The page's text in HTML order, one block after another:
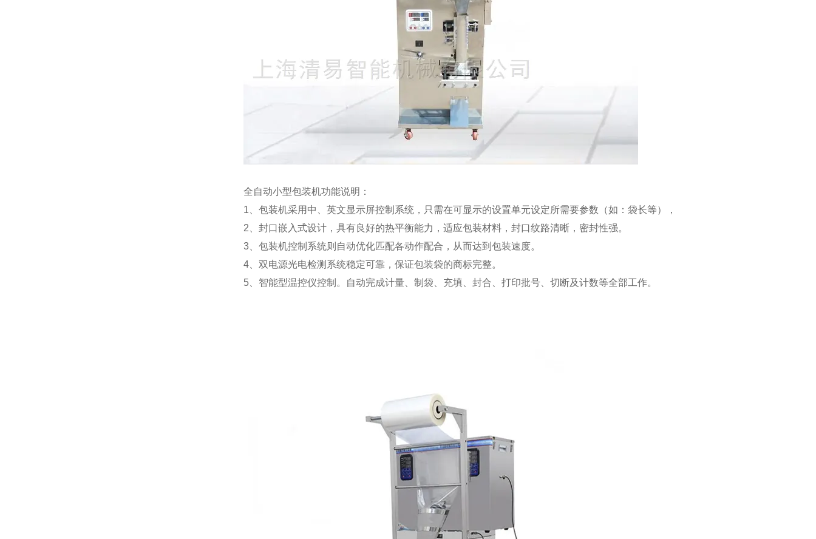
全自动小型包装机功能说明：
1、包装机采用中、英文显示屏控制系统，只需在可显示的设置单元设定所需要参数（如：袋长等），
2、封口嵌入式设计，具有良好的热平衡能力，适应包装材料，封口纹路清晰，密封性强。
3、包装机控制系统则自动优化匹配各动作配合，从而达到包装速度。
4、双电源光电检测系统稳定可靠，保证包装袋的商标完整。
5、智能型温控仪控制。自动完成计量、制袋、充填、封合、打印批号、切断及计数等全部工作。